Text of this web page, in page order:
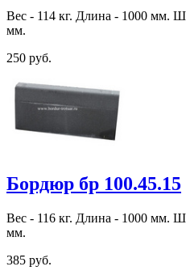
Вес - 114 кг. Длина - 1000 мм.
мм.
250 руб.
Бордюр бр 100.45.15
Вес - 116 кг. Длина - 1000 мм.
мм.
385 руб.